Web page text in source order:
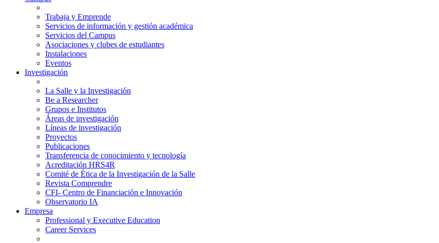
Trabaja y Emprende
Servicios de información y gestión académica
Servicios del Campus
Asociaciones y clubes de estudiantes
Instalaciones
Eventos
Investigación
La Salle y la Investigación
Be a Researcher
Grupos e Institutos
Áreas de investigación
Líneas de investigación
Proyectos
Publicaciones
Transferencia de conocimiento y tecnología
Acreditación HRS4R
Comité de Ética de la Investigación de la Salle
Revista Comprendre
CFI- Centro de Financiación e Innovación
Observatorio IA
Empresa
Professional y Executive Education
Career Services